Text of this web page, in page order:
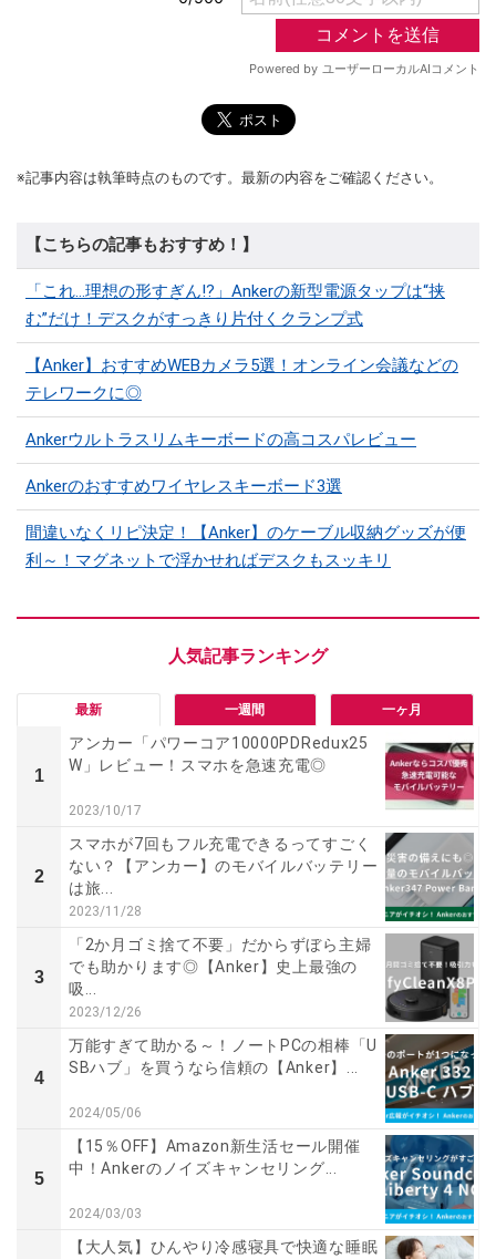
※記事内容は執筆時点のものです。最新の内容をご確認ください。
【こちらの記事もおすすめ！】
「これ…理想の形すぎん⁉」Ankerの新型電源タップは“挟
む”だけ！デスクがすっきり片付くクランプ式
【Anker】おすすめWEBカメラ5選！オンライン会議などの
テレワークに◎
Ankerウルトラスリムキーボードの高コスパレビュー
Ankerのおすすめワイヤレスキーボード3選
間違いなくリピ決定！【Anker】のケーブル収納グッズが便
利～！マグネットで浮かせればデスクもスッキリ
最新 一週間 一ヶ月
1
アンカー「パワーコア10000PDRedux25
W」レビュー！スマホを急速充電◎
2023/10/17
2
スマホが7回もフル充電できるってすごく
ない？【アンカー】のモバイルバッテリー
は旅...
2023/11/28
3
「2か月ゴミ捨て不要」だからずぼら主婦
でも助かります◎【Anker】史上最強の
吸...
2023/12/26
4
万能すぎて助かる～！ノートPCの相棒「U
SBハブ」を買うなら信頼の【Anker】...
2024/05/06
5
【15％OFF】Amazon新生活セール開催
中！Ankerのノイズキャンセリング...
2024/03/03
【大人気】ひんやり冷感寝具で快適な睡眠